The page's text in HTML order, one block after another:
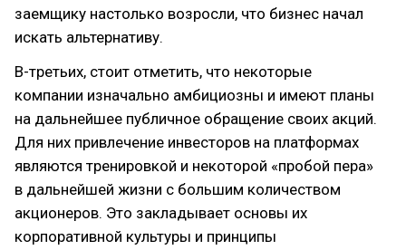
заемщику настолько возросли, что бизнес начал
искать альтернативу.
В-третьих, стоит отметить, что некоторые
компании изначально амбициозны и имеют планы
на дальнейшее публичное обращение своих акций.
Для них привлечение инвесторов на платформах
являются тренировкой и некоторой «пробой пера»
в дальнейшей жизни с большим количеством
акционеров. Это закладывает основы их
корпоративной культуры и принципы